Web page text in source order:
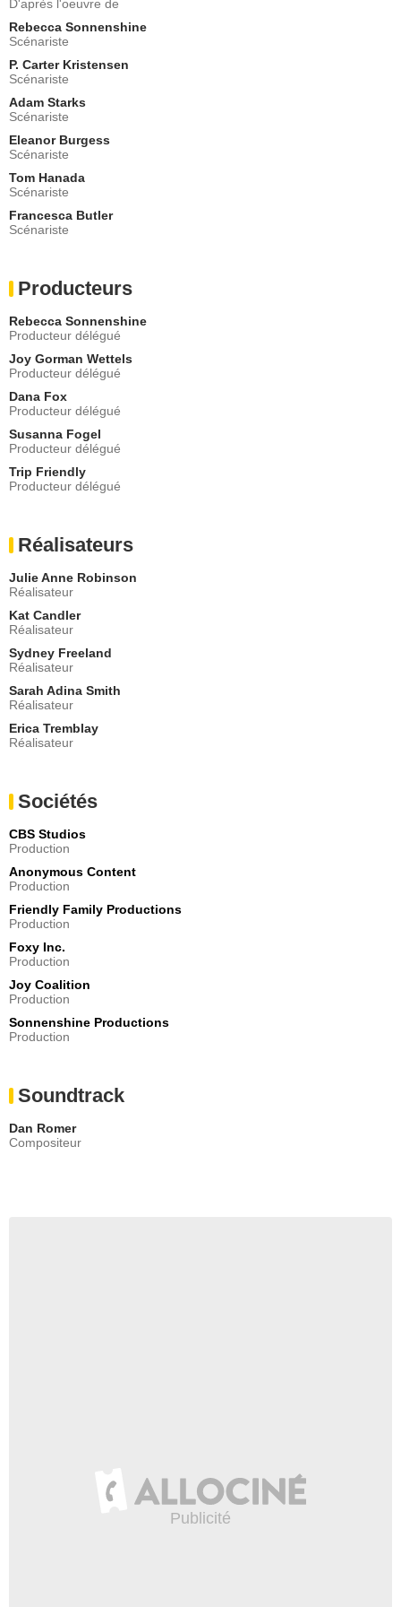
Henry Quiner
Talee Red Corn
Gouverneur Joe
- 1 Episode :7
Winnie
- 1 Episode :
Tom Young
Henry
- 1 Episode :7
D'après l'oeuvre de
Rebecca Sonnenshine
Scénariste
P. Carter Kristensen
Scénariste
Adam Starks
Scénariste
Eleanor Burgess
Scénariste
Tom Hanada
Scénariste
Francesca Butler
Scénariste
Producteurs
Rebecca Sonnenshine
Producteur délégué
Joy Gorman Wettels
Producteur délégué
Dana Fox
Producteur délégué
Susanna Fogel
Producteur délégué
Trip Friendly
Producteur délégué
Réalisateurs
Julie Anne Robinson
Réalisateur
Kat Candler
Réalisateur
Sydney Freeland
Réalisateur
Sarah Adina Smith
Réalisateur
Erica Tremblay
Réalisateur
Sociétés
CBS Studios
Production
Anonymous Content
Production
Friendly Family Productions
Production
Foxy Inc.
Production
Joy Coalition
Production
Sonnenshine Productions
Production
Soundtrack
Dan Romer
Compositeur